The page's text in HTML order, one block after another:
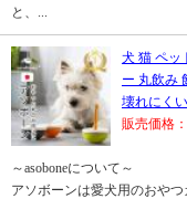
と、...
犬 猫 ペッ
ー 丸飲み
壊れにく
販売価格
～asoboneについて～
アソボーンは愛犬用のおや